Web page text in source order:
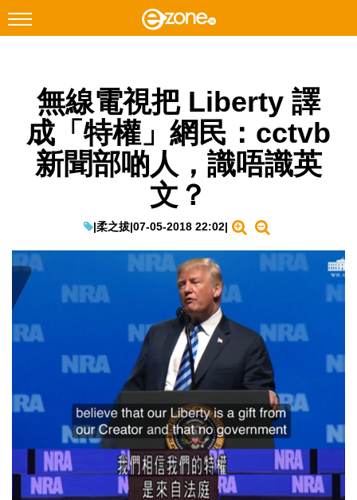
Facebook Instagram
科技焦點
網絡生活
EduTech
IT Times
生成式AI與雲端應用
Enterprise Digital Transformation
無線電視把 Liberty 譯
成「特權」網民：cctvb
新聞部啲人，識唔識英
文？
|柔之拔|07-05-2018 22:02|